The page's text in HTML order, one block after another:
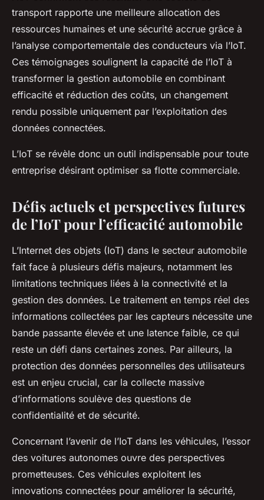
transport rapporte une meilleure allocation des
ressources humaines et une sécurité accrue grâce à
l’analyse comportementale des conducteurs via l’IoT.
Ces témoignages soulignent la capacité de l’IoT à
transformer la gestion automobile en combinant
efficacité et réduction des coûts, un changement
rendu possible uniquement par l’exploitation des
données connectées.
L’IoT se révèle donc un outil indispensable pour toute
entreprise désirant optimiser sa flotte commerciale.
Défis actuels et perspectives futures
de l’IoT pour l’efficacité automobile
L’Internet des objets (IoT) dans le secteur automobile
fait face à plusieurs défis majeurs, notamment les
limitations techniques liées à la connectivité et la
gestion des données. Le traitement en temps réel des
informations collectées par les capteurs nécessite une
bande passante élevée et une latence faible, ce qui
reste un défi dans certaines zones. Par ailleurs, la
protection des données personnelles des utilisateurs
est un enjeu crucial, car la collecte massive
d’informations soulève des questions de
confidentialité et de sécurité.
Concernant l’avenir de l’IoT dans les véhicules, l’essor
des voitures autonomes ouvre des perspectives
prometteuses. Ces véhicules exploitent les
innovations connectées pour améliorer la sécurité,